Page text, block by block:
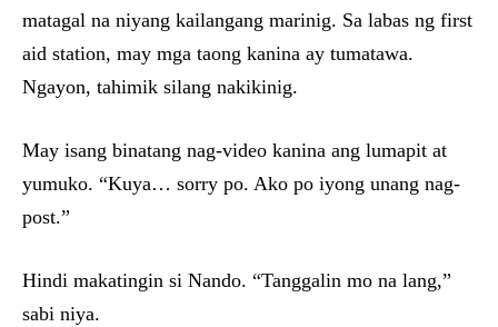
matagal na niyang kailangang marinig. Sa labas ng first
aid station, may mga taong kanina ay tumatawa.
Ngayon, tahimik silang nakikinig.
May isang binatang nag-video kanina ang lumapit at
yumuko. “Kuya… sorry po. Ako po iyong unang nag-
post.”
Hindi makatingin si Nando. “Tanggalin mo na lang,”
sabi niya.